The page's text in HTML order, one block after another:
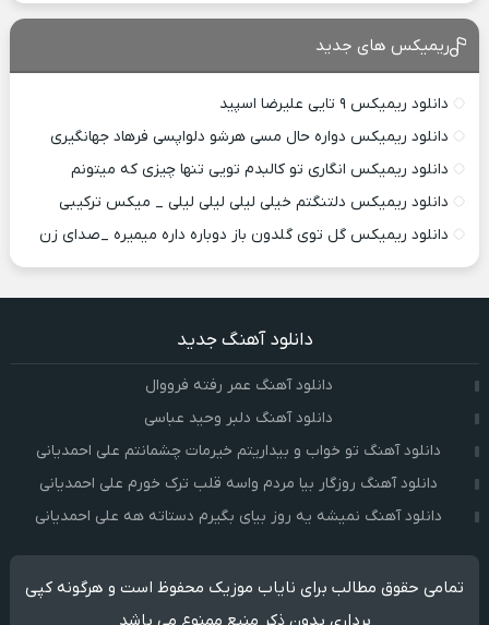
ریمیکس های جدید
دانلود ریمیکس ۹ تایی علیرضا اسپید
دانلود ریمیکس دواره حال مسی هرشو دلواپسی فرهاد جهانگیری
دانلود ریمیکس انگاری تو کالبدم تویی تنها چیزی که میتونم
دانلود ریمیکس دلتنگتم خیلی لیلی لیلی لیلی _ میکس ترکیبی
دانلود ریمیکس گل توی گلدون باز دوباره داره میمیره _صدای زن
دانلود آهنگ جدید
دانلود آهنگ عمر رفته فرووال
دانلود آهنگ دلبر وحید عباسی
دانلود آهنگ تو خواب و بیداریتم خیرمات چشمانتم علی احمدیانی
دانلود آهنگ روزگار بیا مردم واسه قلب ترک خورم علی احمدیانی
دانلود آهنگ نمیشه یه روز بیای بگیرم دستاته هه علی احمدیانی
تمامی حقوق مطالب برای نایاب موزیک محفوظ است و هرگونه کپی